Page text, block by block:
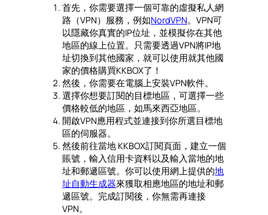
首先，你需要選擇一個可靠的虛擬私人網
路（VPN）服務，例如NordVPN。VPN可
以隱藏你真實的IP位址，並模擬你在其他
地區的線上位置。只需要透過VPN將IP地
址切換到其他國家，就可以使用就其他國
家的價格購買KKBOX了！
然後，你需要在電腦上安裝VPN軟件。
選擇你想要訂閱的目標地區，可選擇一些
價格較低的地區，如馬來西亞地區。
開啟VPN應用程式並連接到你所選目標地
區的伺服器。
然後前往當地 KKBOX訂閱頁面，建立一個
賬號，輸入信用卡資料以及輸入當地的地
址和郵遞區號。你可以使用網上提供的地
址自動生成器來獲取相應地區的地址和郵
遞區號。完成訂閱後，你無需再連接
VPN。